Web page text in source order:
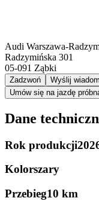
Audi Warszawa-
Radzymińska 301
05-091 Ząbki
Zadzwoń
Wyślij
Umów się na jazdę
Dane
Rok produkcji
Kolorszary
Przebieg10 km